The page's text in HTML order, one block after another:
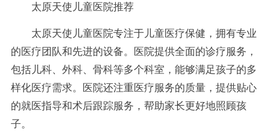
太原天使儿童医院推荐
太原天使儿童医院专注于儿童医疗保健，拥有专业
的医疗团队和先进的设备。医院提供全面的诊疗服务，
包括儿科、外科、骨科等多个科室，能够满足孩子的多
样化医疗需求。医院还注重医疗服务的质量，提供贴心
的就医指导和术后跟踪服务，帮助家长更好地照顾孩
子。